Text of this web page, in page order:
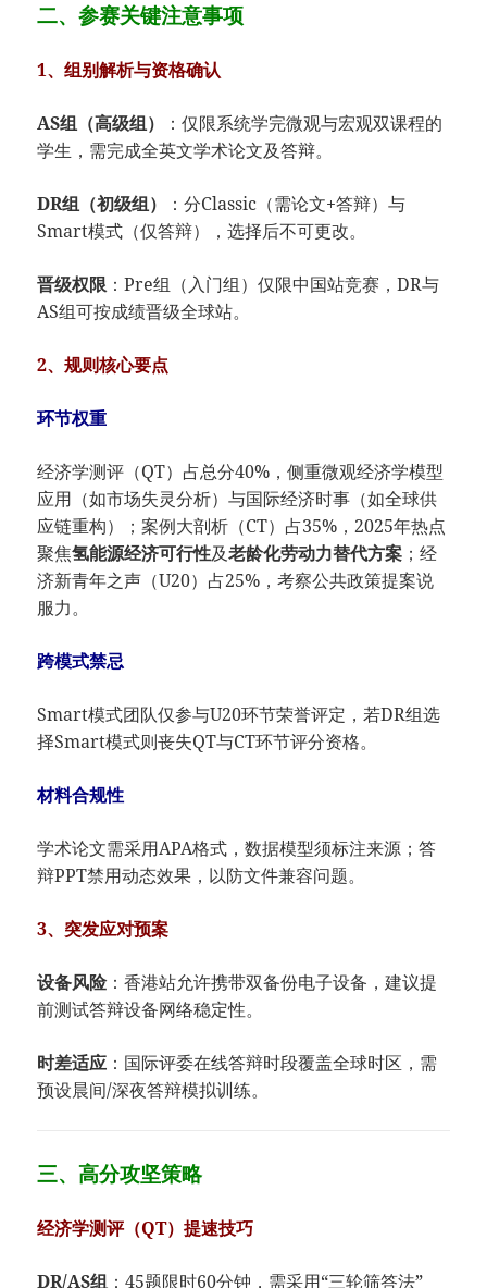
二、参赛关键注意事项
1、组别解析与资格确认
​AS组（高级组）​
​：仅限系统学完微观与宏观双课程的
学生，需完成全英文学术论文及答辩。
​DR组（初级组）​
​：分Classic（需论文+答辩）与
Smart模式（仅答辩），选择后不可更改。
​晋级权限​ ​：Pre组（入门组）仅限中国站竞赛，DR与
AS组可按成绩晋级全球站。
2、规则核心要点
​环节权重​
经济学测评（QT）占总分40%，侧重微观经济学模型
应用（如市场失灵分析）与国际经济时事（如全球供
应链重构）；案例大剖析（CT）占35%，2025年热点
聚焦​​氢能源经济可行性​​及​​老龄化劳动力替代方案​ ​；经
济新青年之声（U20）占25%，考察公共政策提案说
服力。
跨模式禁忌​
Smart模式团队仅参与U20环节荣誉评定，若DR组选
择Smart模式则丧失QT与CT环节评分资格。
​材料合规性​
学术论文需采用APA格式，数据模型须标注来源；答
辩PPT禁用动态效果，以防文件兼容问题。
3、突发应对预案
​设备风险​​：香港站允许携带双备份电子设备，建议提
前测试答辩设备网络稳定性。
​时差适应​ ​：国际评委在线答辩时段覆盖全球时区，需
预设晨间/深夜答辩模拟训练。
三、高分攻坚策略
经济学测评（QT）提速技巧
​DR/AS组​ ​：45题限时60分钟，需采用“三轮筛答法”